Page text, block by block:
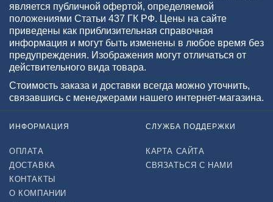
является публичной офертой, определяемой
положениями Статьи 437 ГК РФ. Цены на сайте
приведены как приблизительная справочная
информация и могут быть изменены в любое время без
предупреждения. Изображения могут отличаться от
действительного вида товара.
Стоимость заказа и доставки всегда можно уточнить,
связавшись с менеджерами нашего интернет-магазина.
ИНФОРМАЦИЯ
ОПЛАТА
ДОСТАВКА
КОНТАКТЫ
О КОМПАНИИ
СЛУЖБА ПОДДЕРЖКИ
КАРТА САЙТА
СВЯЗАТЬСЯ С НАМИ